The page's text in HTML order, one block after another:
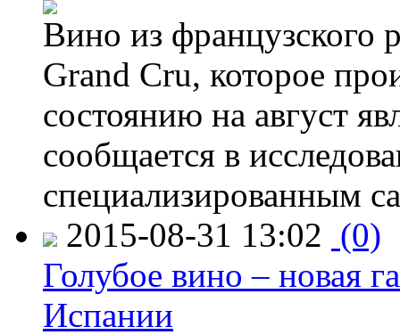
Вино из французского
Grand Cru, которое
состоянию на август
сообщается в
специализированным
2015-08-31 13:02 (0)
Голубое вино – новая
Испании